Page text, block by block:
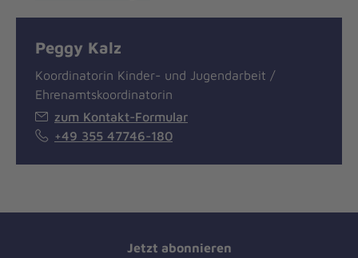
Peggy Kalz
Koordinatorin Kinder- und Jugendarbeit /
Ehrenamtskoordinatorin
zum Kontakt-Formular
+49 355 47746-180
Jetzt abonnieren